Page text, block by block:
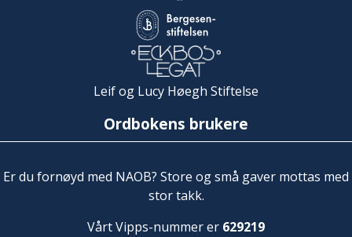
Leif og Lucy Høegh Stiftelse
Ordbokens brukere
Er du fornøyd med NAOB? Store og små gaver mottas med
stor takk.
Vårt Vipps-nummer er 629219